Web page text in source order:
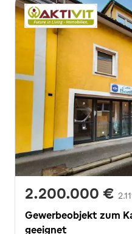
2.200.000 €
Gewerbeobjekt zum
geeignet